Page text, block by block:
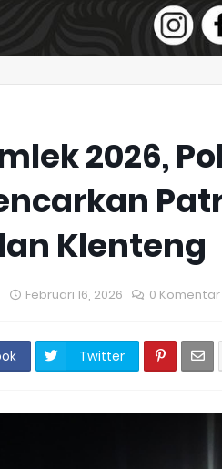
2026,
Klenteng
Februari 16, 2026 0 Komentar
Twitter